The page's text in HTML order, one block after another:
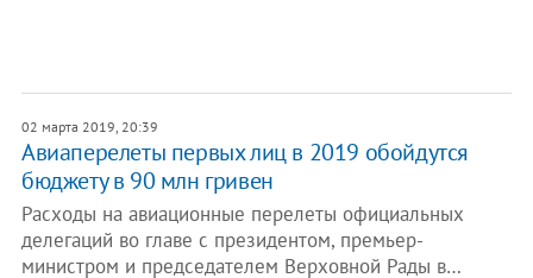
02 марта 2019, 20:39
Авиаперелеты первых лиц в 2019 обойдутся
бюджету в 90 млн гривен
Расходы на авиационные перелеты официальных
делегаций во главе с президентом, премьер-
министром и председателем Верховной Рады в…